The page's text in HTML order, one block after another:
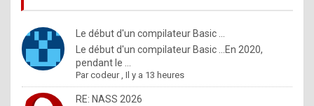
%
m
a
d
Le début d'un compilateur Basic ...
Le début d'un compilateur Basic ...En 2020,
pendant le ...
Parcodeur,Il y a 13 heures
RE: NASS 2026